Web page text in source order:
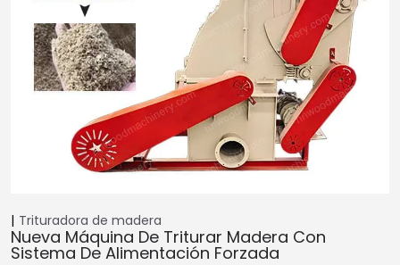
Trituradora de madera
Nueva Máquina De Triturar Madera Con
Sistema De Alimentación Forzada